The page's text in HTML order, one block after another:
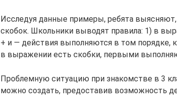
Исследуя данные примеры, ребята
скобок. Школьники выводят правила: 1) в
+ и — действия выполняются в том порядке,
в выражении есть скобки, первыми
Проблемную ситуацию при знакомстве в 3
можно создать, предоставив возможность